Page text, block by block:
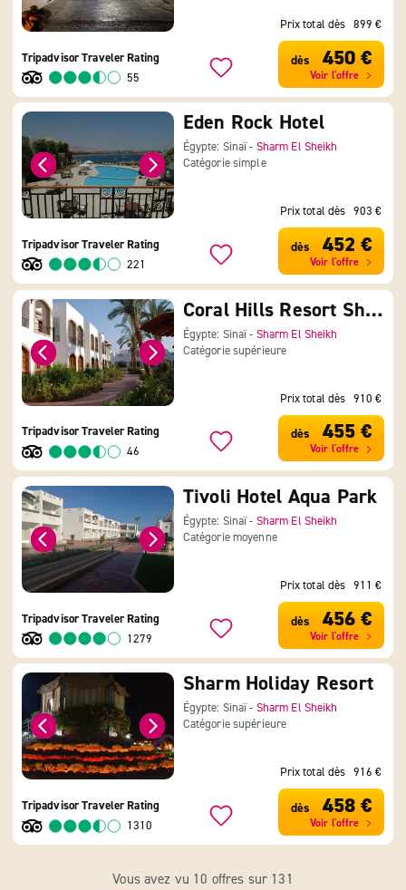
Tripadvisor Traveler Rating
55
Prix total dès 899 €
dès 450 €
Voir l'offre
Eden Rock Hotel
Égypte: Sinaï - Sharm El Sheikh
Catégorie simple
Tripadvisor Traveler Rating
221
Prix total dès 903 €
dès 452 €
Voir l'offre
Coral Hills Resort Sharm El Sheikh
Égypte: Sinaï - Sharm El Sheikh
Catégorie supérieure
Tripadvisor Traveler Rating
46
Prix total dès 910 €
dès 455 €
Voir l'offre
Tivoli Hotel Aqua Park
Égypte: Sinaï - Sharm El Sheikh
Catégorie moyenne
Tripadvisor Traveler Rating
1279
Prix total dès 911 €
dès 456 €
Voir l'offre
Sharm Holiday Resort
Égypte: Sinaï - Sharm El Sheikh
Catégorie supérieure
Tripadvisor Traveler Rating
1310
Prix total dès 916 €
dès 458 €
Voir l'offre
Vous avez vu 10 offres sur 131